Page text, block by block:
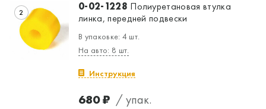
2 0-02-1228 Полиуретановая втулка
линка, передней подвески
В упаковке: 4 шт.
На авто: 8 шт.
Инструкция
680 ₽ / упак.